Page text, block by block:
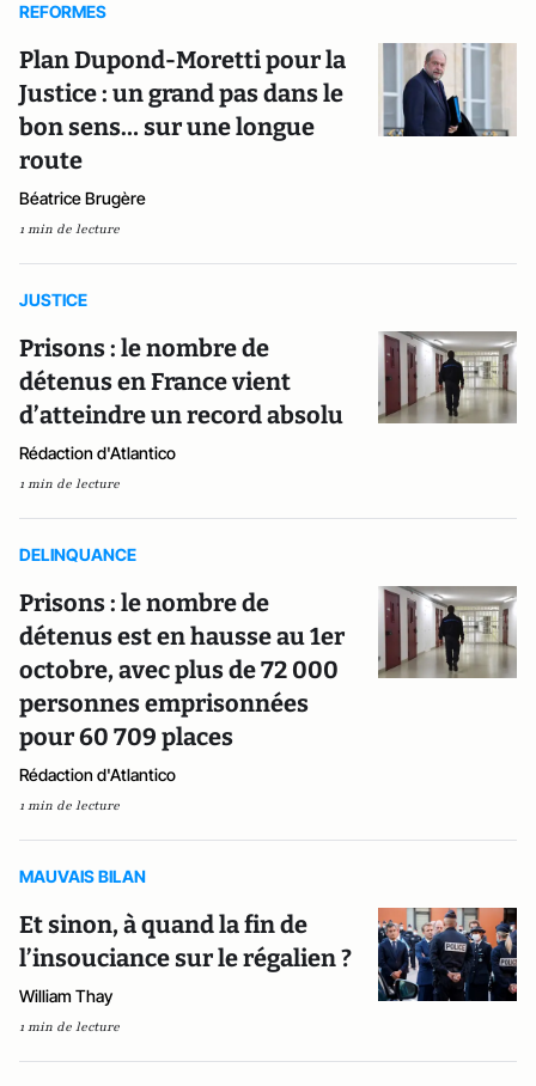
REFORMES
Plan Dupond-Moretti pour la
Justice : un grand pas dans le
bon sens… sur une longue
route
Béatrice Brugère
1 min de lecture
JUSTICE
Prisons : le nombre de
détenus en France vient
d’atteindre un record absolu
Rédaction d'Atlantico
1 min de lecture
DELINQUANCE
Prisons : le nombre de
détenus est en hausse au 1er
octobre, avec plus de 72 000
personnes emprisonnées
pour 60 709 places
Rédaction d'Atlantico
1 min de lecture
MAUVAIS BILAN
Et sinon, à quand la fin de
l’insouciance sur le régalien ?
William Thay
1 min de lecture